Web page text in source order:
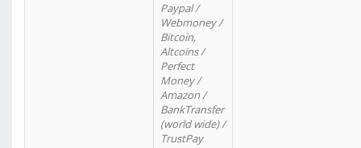
Paypal /
Webmoney /
Bitcoin,
Altcoins /
Perfect
Money /
Amazon /
BankTransfer
(world wide) /
TrustPay